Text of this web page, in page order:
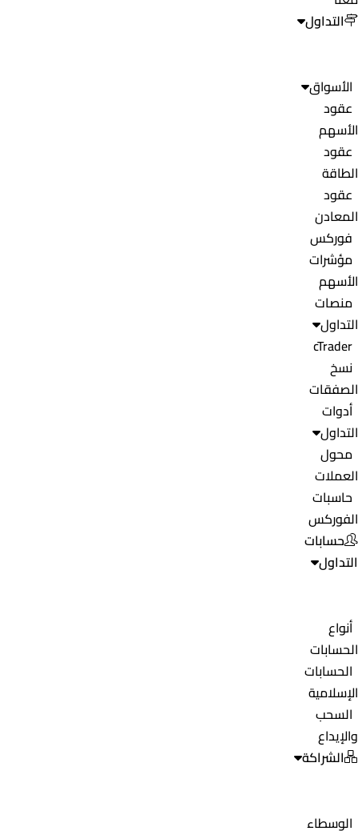
التداول
الأسواق
عقود
الأسهم
عقود
الطاقة
عقود
المعادن
فوركس
مؤشرات
الأسهم
منصات
التداول
cTrader
نسخ
الصفقات
أدوات
التداول
محول
العملات
حاسبات
الفوركس
حسابات
التداول
أنواع
الحسابات
الحسابات
الإسلامية
السحب
والإيداع
الشراكة
الوسطاء